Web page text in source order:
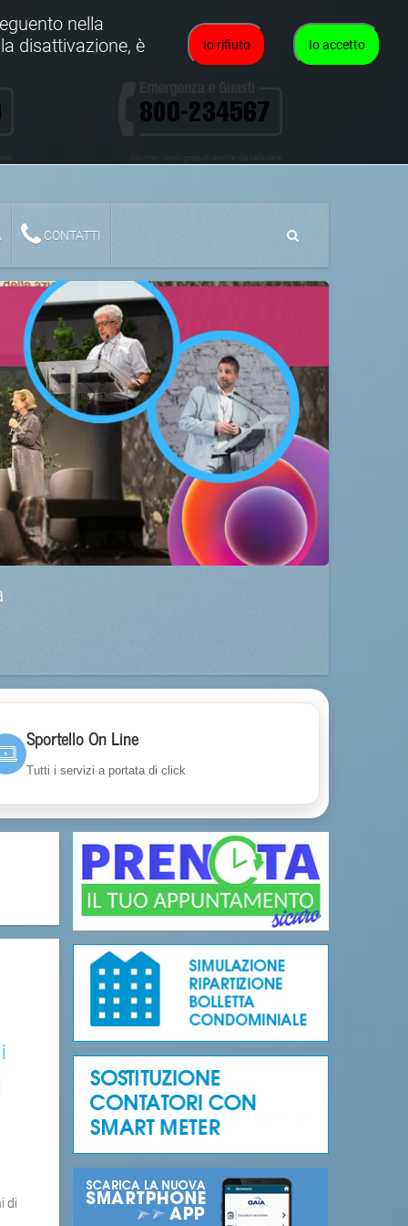
CONTATTI
Sportello On Line
Tutti i servizi a portata di click
di
Io accetto
Io rifiuto
nella
disattivazione, è